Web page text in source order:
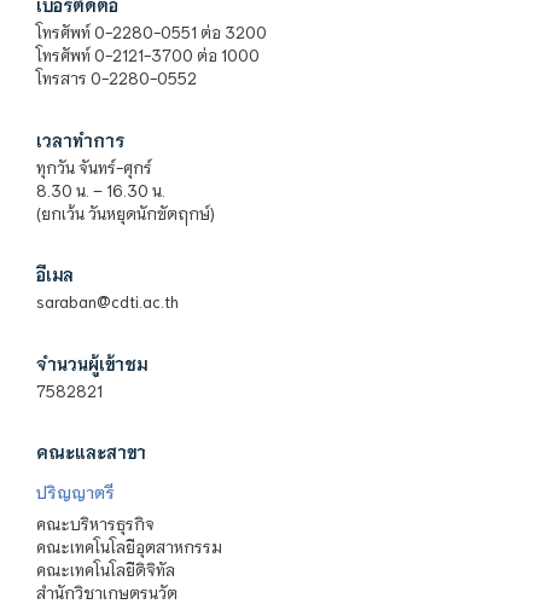
เบอร์ติดต่อ
โทรศัพท์ 0-2280-0551 ต่อ 3200
โทรศัพท์ 0-2121-3700 ต่อ 1000
โทรสาร 0-2280-0552
เวลาทำการ
ทุกวัน จันทร์-ศุกร์
8.30 น. – 16.30 น.
(ยกเว้น วันหยุดนักขัตฤกษ์)
อีเมล
saraban@cdti.ac.th
จำนวนผู้เข้าชม
7582821
คณะและสาขา
ปริญญาตรี
คณะบริหารธุรกิจ
คณะเทคโนโลยีอุตสาหกรรม
คณะเทคโนโลยีดิจิทัล
สำนักวิชาเกษตรนวัต